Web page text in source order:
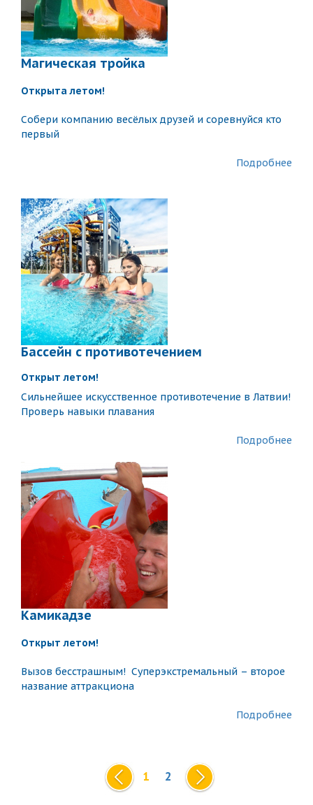
Магическая тройка
Открытa летом!
Собери компанию весёлых друзей и соревнуйся кто
первый
Подробнее
Бассейн с противотечением
Открыт летом!
Сильнейшее искусственное противотечение в Латвии!
Проверь навыки плавания
Подробнее
Камикадзе
Открыт летом!
Вызов бесстрашным! Суперэкстремальный – второе
название аттракциона
Подробнее
1 2